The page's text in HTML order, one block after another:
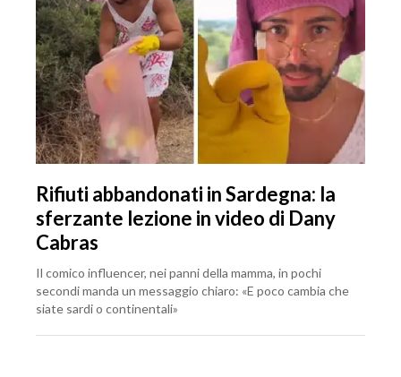
Rifiuti abbandonati in Sardegna: la
sferzante lezione in video di Dany
Cabras
Il comico influencer, nei panni della mamma, in pochi
secondi manda un messaggio chiaro: «E poco cambia che
siate sardi o continentali»